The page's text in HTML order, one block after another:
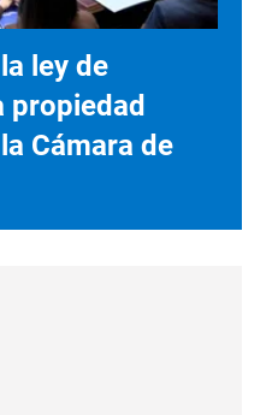
ley de
propiedad
Cámara de